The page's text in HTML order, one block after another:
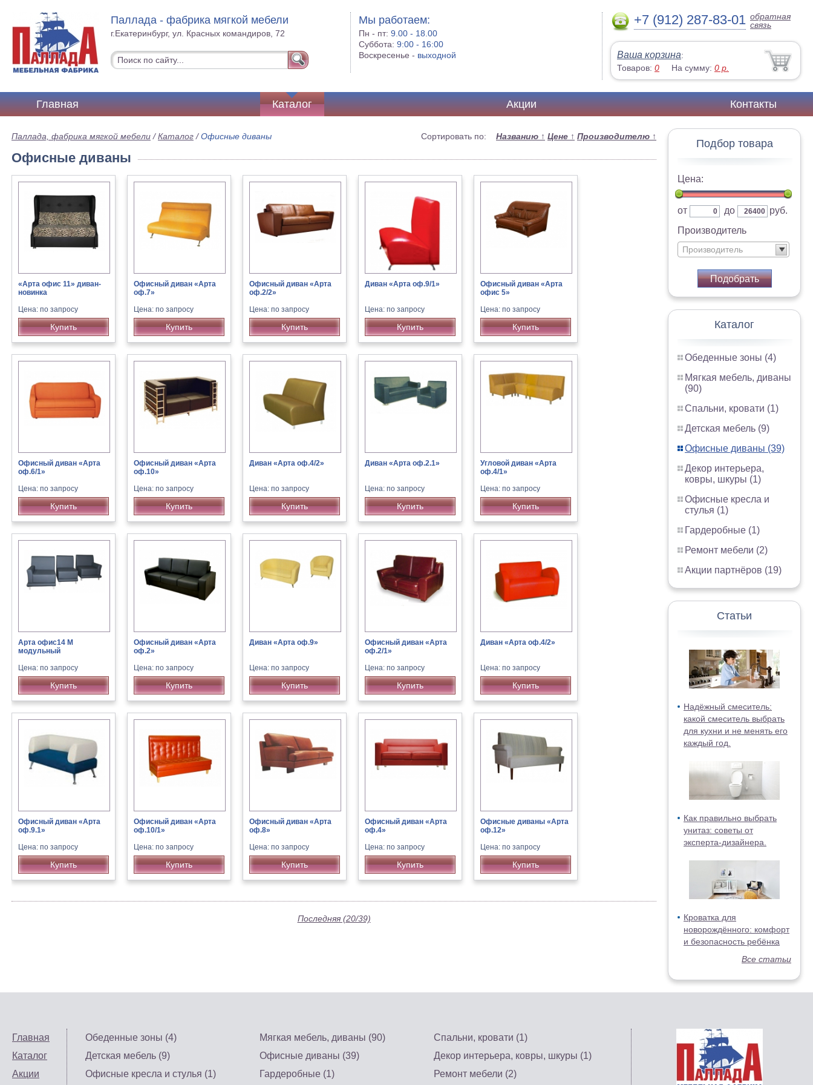
Паллада - фабрика мягкой мебели
г.Екатеринбург, ул. Красных командиров, 72
Мы работаем:
Пн - пт:9.00 - 18.00
Суббота:9:00 - 16:00
Воскресенье - выходной
+7 (912) 287-83-01 обратная
связь
Ваша корзина:
Товаров: 0 На сумму: 0 р.
Главная Каталог Акции Контакты
Подбор товара
Цена:
от до
руб.
Производитель
Производитель
Подобрать
Каталог
Обеденные зоны (4)
Мягкая мебель, диваны
(90)
Спальни, кровати (1)
Детская мебель (9)
Офисные диваны (39)
Декор интерьера,
ковры, шкуры (1)
Офисные кресла и
стулья (1)
Гардеробные (1)
Ремонт мебели (2)
Акции партнёров (19)
Статьи
Надёжный смеситель:
какой смеситель выбрать
для кухни и не менять его
каждый год.
Как правильно выбрать
унитаз: советы от
эксперта-дизайнера.
Кроватка для
новорождённого: комфорт
и безопасность ребёнка
Все статьи
Сортировать по: Названию ↑ Цене ↑ Производителю ↑
Паллада, фабрика мягкой мебели /Каталог /Офисные диваны
Офисные диваны
«Арта офис 11» диван-
новинка
Цена: по запросу
Купить
Офисный диван «Арта
оф.7»
Цена: по запросу
Купить
Офисный диван «Арта
оф.2/2»
Цена: по запросу
Купить
Диван «Арта оф.9/1»
Цена: по запросу
Купить
Офисный диван «Арта
офис 5»
Цена: по запросу
Купить
Офисный диван «Арта
оф.6/1»
Цена: по запросу
Купить
Офисный диван «Арта
оф.10»
Цена: по запросу
Купить
Диван «Арта оф.4/2»
Цена: по запросу
Купить
Диван «Арта оф.2.1»
Цена: по запросу
Купить
Угловой диван «Арта
оф.4/1»
Цена: по запросу
Купить
Арта офис14 М
модульный
Цена: по запросу
Купить
Офисный диван «Арта
оф.2»
Цена: по запросу
Купить
Диван «Арта оф.9»
Цена: по запросу
Купить
Офисный диван «Арта
оф.2/1»
Цена: по запросу
Купить
Диван «Арта оф.4/2»
Цена: по запросу
Купить
Офисный диван «Арта
оф.9.1»
Цена: по запросу
Купить
Офисный диван «Арта
оф.10/1»
Цена: по запросу
Купить
Офисный диван «Арта
оф.8»
Цена: по запросу
Купить
Офисный диван «Арта
оф.4»
Цена: по запросу
Купить
Офисные диваны «Арта
оф.12»
Цена: по запросу
Купить
Последняя (20/39)
Главная
Каталог
Акции
Обеденные зоны (4) Мягкая мебель, диваны (90)
Спальни, кровати (1)
Детская мебель (9)
Офисные диваны (39)
Декор интерьера, ковры, шкуры (1)
Офисные кресла и стулья (1)
Гардеробные (1) Ремонт мебели (2)